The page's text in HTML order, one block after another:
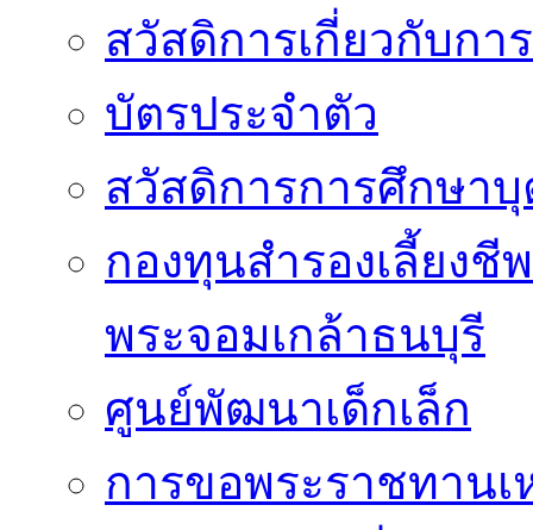
สวัสดิการเกี่ยวกับกา
บัตรประจำตัว
สวัสดิการการศึกษาบุ
กองทุนสำรองเลี้ยง
พระจอมเกล้าธนบุรี
ศูนย์พัฒนาเด็กเล็ก
การขอพระราชทาน